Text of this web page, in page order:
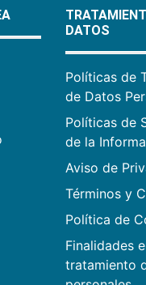
DATOS
Políticas de
de Datos
Políticas de
de la
Aviso de
Términos y
Política de
Finalidades
tratamiento